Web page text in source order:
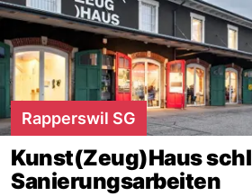
Rapperswil SG
Kunst(Zeug)Haus
Sanierungsarbeiten